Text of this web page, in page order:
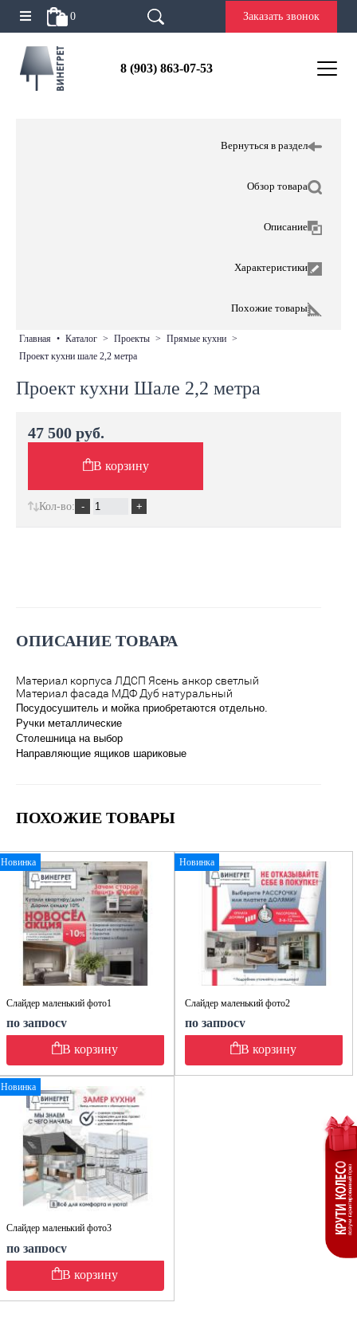
0 Заказать звонок
8 (903) 863-07-53
Вернуться в раздел
Обзор товара
Описание
Характеристики
Похожие товары
главная • каталог > проекты > прямые кухни >
проект кухни шале 2,2 метра
Проект кухни Шале 2,2 метра
ОПИСАНИЕ ТОВАРА
Материал корпуса ЛДСП Ясень анкор светлый
Материал фасада МДФ Дуб натуральный
Посудосушитель и мойка приобретаются отдельно.
Ручки металлические
Столешница на выбор
Направляющие ящиков шариковые
ПОХОЖИЕ ТОВАРЫ
Новинка
Слайдер маленький фото1
по запросу
В корзину
Новинка
Слайдер маленький фото2
по запросу
В корзину
Новинка
Слайдер маленький фото3
по запросу
В корзину
47 500 руб.
В корзину
Кол-во: